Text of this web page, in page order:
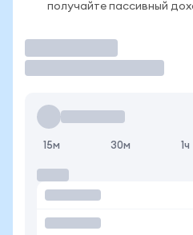
получайте пассивный
15м 30м 1ч